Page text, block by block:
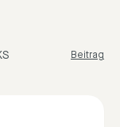
Beitrag